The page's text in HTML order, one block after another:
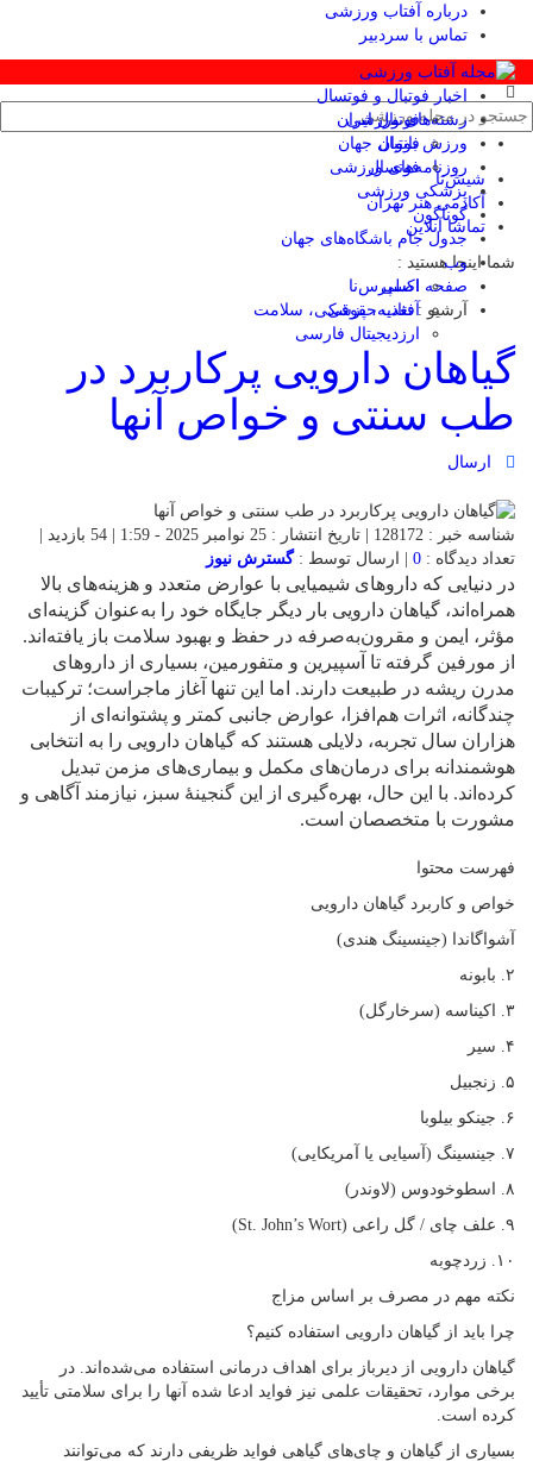
درباره آفتاب ورزشی
تماس با سردبیر
اخبار فوتبال و فوتسال
فوتبال ایران
فوتبال جهان
فوتسال
رشته‌های ورزشی
ورزش بانوان
روزنامه‌های ورزشی
پزشکی ورزشی
گوناگون
جدول جام باشگاه‌های جهان
وب
اکسپرس‌نا
آفتاب حقوقی
ارزدیجیتال فارسی
شیش‌تا
آکادمی هنر تهران
تماشا آنلاین
شما اینجا هستید :
صفحه اصلی
آرشیو :تغذیه، پزشکی، سلامت
گیاهان دارویی پرکاربرد در
طب سنتی و خواص آنها
ارسال
شناسه خبر : 128172 | تاریخ انتشار : 25 نوامبر 2025 - 1:59 | 54 بازدید |
تعداد دیدگاه : 0 | ارسال توسط :گسترش نیوز
در دنیایی که داروهای شیمیایی با عوارض متعدد و هزینه‌های بالا
همراه‌اند، گیاهان دارویی بار دیگر جایگاه خود را به‌عنوان گزینه‌ای
مؤثر، ایمن و مقرون‌به‌صرفه در حفظ و بهبود سلامت باز یافته‌اند.
از مورفین گرفته تا آسپیرین و متفورمین، بسیاری از داروهای
مدرن ریشه در طبیعت دارند. اما این تنها آغاز ماجراست؛ ترکیبات
چندگانه، اثرات هم‌افزا، عوارض جانبی کمتر و پشتوانه‌ای از
هزاران سال تجربه، دلایلی هستند که گیاهان دارویی را به انتخابی
هوشمندانه برای درمان‌های مکمل و بیماری‌های مزمن تبدیل
کرده‌اند. با این حال، بهره‌گیری از این گنجینهٔ سبز، نیازمند آگاهی و
مشورت با متخصصان است.
فهرست محتوا
خواص و کاربرد گیاهان دارویی
آشواگاندا (جینسینگ هندی)
۲. بابونه
۳. اکیناسه (سرخارگل)
۴. سیر
۵. زنجبیل
۶. جینکو بیلوبا
۷. جینسینگ (آسیایی یا آمریکایی)
۸. اسطوخودوس (لاوندر)
۹. علف چای / گل راعی (St. John’s Wort)
۱۰. زردچوبه
نکته مهم در مصرف بر اساس مزاج
چرا باید از گیاهان دارویی استفاده کنیم؟
گیاهان دارویی از دیرباز برای اهداف درمانی استفاده می‌شده‌اند. در
برخی موارد، تحقیقات علمی نیز فواید ادعا شده آنها را برای سلامتی تأیید
کرده است.
بسیاری از گیاهان و چای‌های گیاهی فواید ظریفی دارند که می‌توانند